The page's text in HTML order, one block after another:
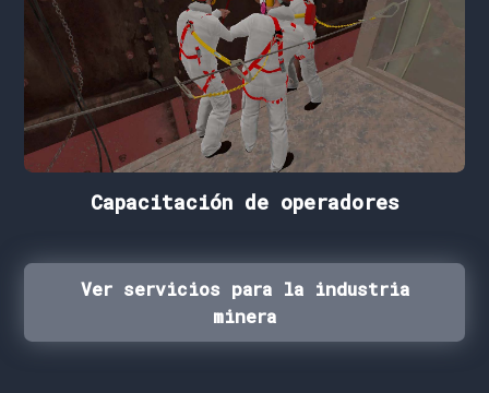
Capacitación de operadores
Ver servicios para la industria
minera